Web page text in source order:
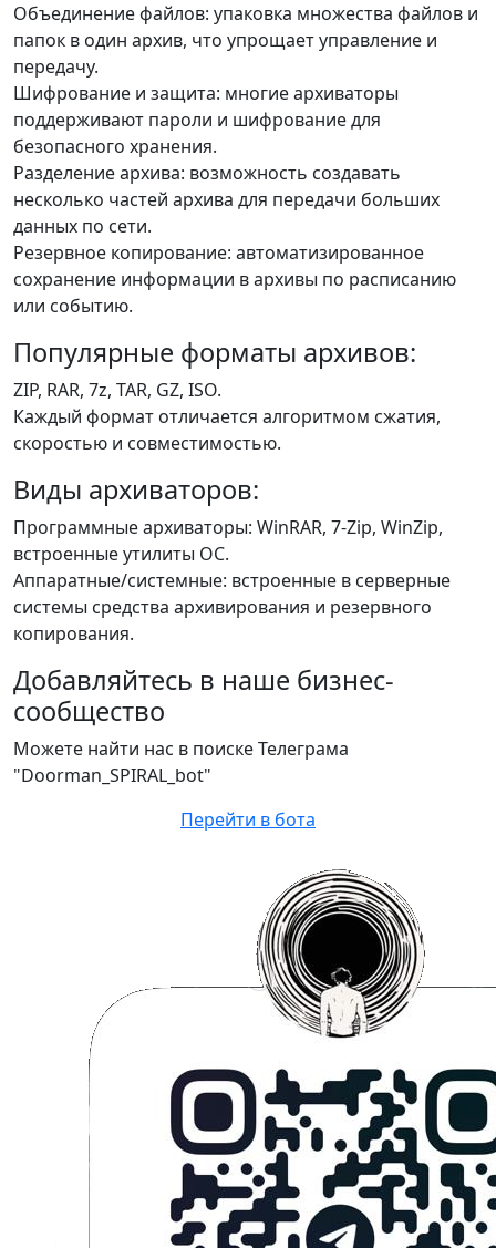
Объединение файлов: упаковка множества файлов и
папок в один архив, что упрощает управление и
передачу.
Шифрование и защита: многие архиваторы
поддерживают пароли и шифрование для
безопасного хранения.
Разделение архива: возможность создавать
несколько частей архива для передачи больших
данных по сети.
Резервное копирование: автоматизированное
сохранение информации в архивы по расписанию
или событию.
Популярные форматы архивов:
ZIP, RAR, 7z, TAR, GZ, ISO.
Каждый формат отличается алгоритмом сжатия,
скоростью и совместимостью.
Виды архиваторов:
Программные архиваторы: WinRAR, 7-Zip, WinZip,
встроенные утилиты ОС.
Аппаратные/системные: встроенные в серверные
системы средства архивирования и резервного
копирования.
Добавляйтесь в наше бизнес-
сообщество
Можете найти нас в поиске Телеграма
"Doorman_SPIRAL_bot"
Перейти в бота